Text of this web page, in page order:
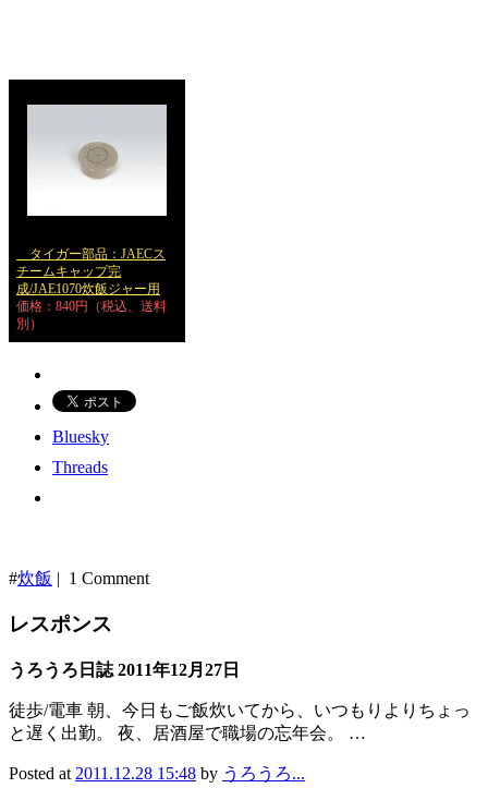
タイガー部品：JAECス
チームキャップ完
成/JAE1070炊飯ジャー用
価格：840円（税込、送料
別）
Bluesky
Threads
#炊飯 | 1 Comment
レスポンス
うろうろ日誌 2011年12月27日
徒歩/電車 朝、今日もご飯炊いてから、いつもりよりちょっ
と遅く出勤。 夜、居酒屋で職場の忘年会。 …
Posted at 2011.12.28 15:48 by うろうろ...